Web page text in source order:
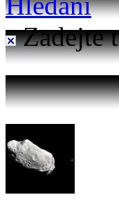
Zadejte